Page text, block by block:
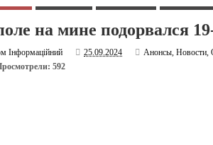
на мине подорвался
Інформаційний 25.09.2024 Анонсы,Новости,
592